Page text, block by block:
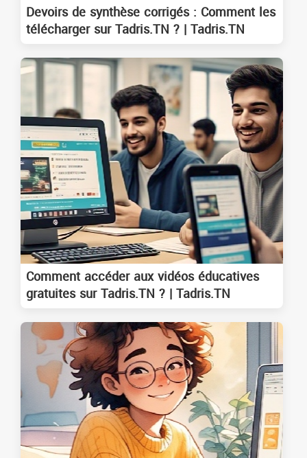
Devoirs de synthèse corrigés : Comment les
télécharger sur Tadris.TN ? | Tadris.TN
Comment accéder aux vidéos éducatives
gratuites sur Tadris.TN ? | Tadris.TN